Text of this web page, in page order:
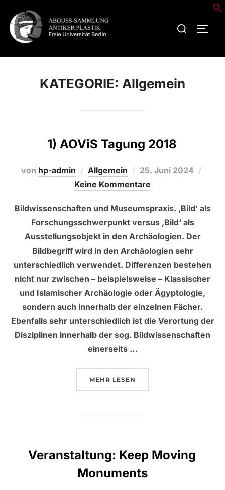
Inhalt
springen
Suchen
KATEGORIE: Allgemein
1) AOViS Tagung 2018
von hp-admin Allgemein
Veröffentlicht
am
25. Juni 2024
Keine Kommentare
Bildwissenschaften und Museumspraxis. ‚Bild‘ als
Forschungsschwerpunkt versus ‚Bild‘ als
Ausstellungsobjekt in den Archäologien. Der
Bildbegriff wird in den Archäologien sehr
unterschiedlich verwendet. Differenzen bestehen
nicht nur zwischen – beispielsweise – Klassischer
und Islamischer Archäologie oder Ägyptologie,
sondern auch innerhalb der einzelnen Fächer.
Ebenfalls sehr unterschiedlich ist die Verortung der
Disziplinen innerhalb der sog. Bildwissenschaften
einerseits …
MEHR ÜBER „1) AOVIS TAGUNG 2018“
LESEN
Veranstaltung: Keep Moving
Monuments